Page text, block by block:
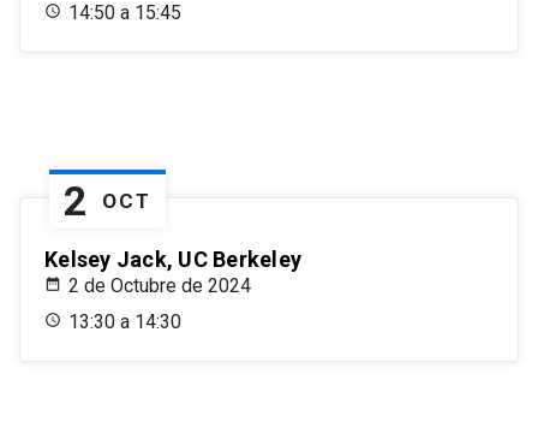
14:50 a 15:45
2 OCT
Kelsey Jack, UC Berkeley
2 de Octubre de 2024
13:30 a 14:30